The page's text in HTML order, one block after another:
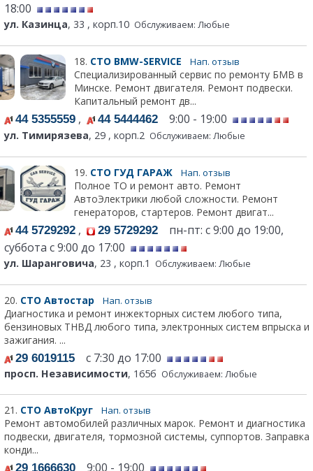
18:00
ул. Казинца, 33 , корп.10 Обслуживаем: Любые
18. СТО BMW-SERVICE Нап. отзыв
Специализированный сервис по ремонту БМВ в
Минске. Ремонт двигателя. Ремонт подвески.
Капитальный ремонт дв...
44 5355559 , 44 5444462 9:00 - 19:00
ул. Тимирязева, 29 , корп.2 Обслуживаем: Любые
19. СТО ГУД ГАРАЖ Нап. отзыв
Полное ТО и ремонт авто. Ремонт
АвтоЭлектрики любой сложности. Ремонт
генераторов, стартеров. Ремонт двигат...
44 5729292 , 29 5729292 пн-пт: с 9:00 до 19:00,
суббота с 9:00 до 17:00
ул. Шаранговича, 23 , корп.1 Обслуживаем: Любые
20. СТО Автостар Нап. отзыв
Диагностика и ремонт инжекторных систем любого типа,
бензиновых ТНВД любого типа, электронных систем впрыска и
зажигания. ...
29 6019115 с 7:30 до 17:00
просп. Независимости, 165б Обслуживаем: Любые
21. СТО АвтоКруг Нап. отзыв
Ремонт автомобилей различных марок. Ремонт и диагностика
подвески, двигателя, тормозной системы, суппортов. Заправка
конди...
29 1666630 9:00 - 19:00